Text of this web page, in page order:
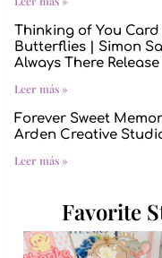
Thinking of You
Butterflies | Simon
Always There Release
Leer más »
Forever Sweet
Arden Creative
Leer más »
Favorite